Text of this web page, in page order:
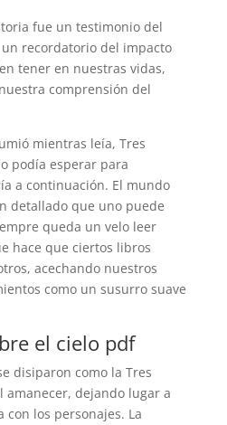
fue un testimonio del
recordatorio del impacto
tener en nuestras vidas,
comprensión del
mientras leía, Tres
podía esperar para
a continuación. El mundo
detallado que uno puede
queda un velo leer
hace que ciertos libros
acechando nuestros
como un susurro suave
el cielo pdf
disiparon como la Tres
amanecer, dejando lugar a
los personajes. La